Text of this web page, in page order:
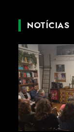
NOTÍCIAS